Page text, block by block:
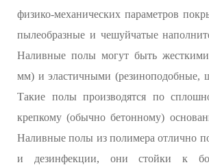
физико-механических параметров
пылеобразные и чешуйчатые
Наливные полы могут быть
мм) и эластичными (резиноподобные,
Такие полы производятся по
крепкому (обычно бетонному)
Наливные полы из полимера отлично
и дезинфекции, они стойки к